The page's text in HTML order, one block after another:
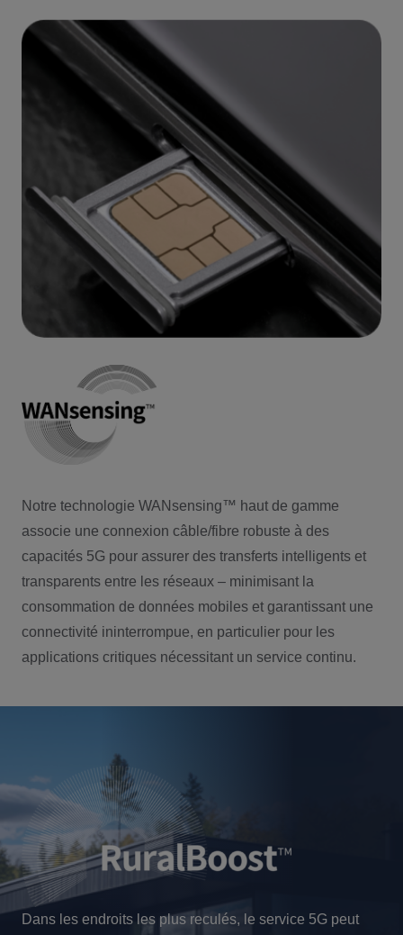
Notre technologie WANsensing™ haut de gamme
associe une connexion câble/fibre robuste à des
capacités 5G pour assurer des transferts intelligents et
transparents entre les réseaux – minimisant la
consommation de données mobiles et garantissant une
connectivité ininterrompue, en particulier pour les
applications critiques nécessitant un service continu.
Dans les endroits les plus reculés, le service 5G peut